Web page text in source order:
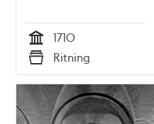
Tid
1710
Typ
Ritning